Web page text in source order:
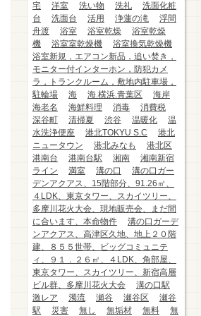
宅
洋室 洗い物 洗礼
洗面化粧
台
洗面台 活用 浄蓮の滝
浮間
舟渡
浴室 浴室乾燥
浴室乾燥
機
浴室室乾燥機
浴室換気乾燥機
浴室新規，エアコン新品，追い焚き，
モニター付インターホン，防犯カメ
ラ，トランクルーム，敷地内駐車場，
駐輪場
海 海.横浜.青葉区
海岸
海老名
海鮮料理 消毒
消費税
深谷町
清掃夏 渋谷 温暖化
温
水洗浄便座
港北TOKYU S.C
港北
ニュータウン
港北みなも
港北区
港南台
港南台駅 湘南
湘南新宿
ライン
満室 溝の口
溝の口ガー
デンアクアス、15階部分、91.26㎡、
４LDK、東京タワー、スカイツリー、
多摩川花火大会、現地販売会、まだ間
に合います、本命物件
溝の口ガーデ
ンアクアス、高津区久地、地上２０階
建、８５５世帯、ビッグコミュニテ
ィ、９１．２６㎡、４LDK、角部屋、
東京タワー、スカイツリー、新宿高層
ビル群、多摩川花火大会
溝の口駅
激レア
濁流 瀬谷 瀬谷区
瀬谷
駅
災害 無し 無垢材 無料
無